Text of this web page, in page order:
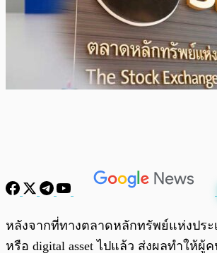
พร้อมเล่น
หลังจากที่ทางตลาดหลักทรัพย์แห่งประ
หรือ digital asset ไปแล้ว ส่งผลทำให้